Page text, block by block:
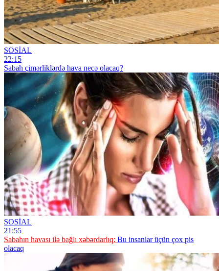
SOSİAL
22:15
Sabah çimərliklərdə hava necə olacaq?
SOSİAL
21:55
Sabahın havası ilə bağlı xəbərdarlıq: Bu insanlar üçün çox pis
olacaq